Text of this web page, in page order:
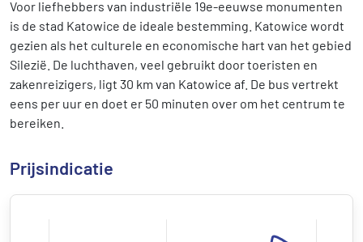
Voor liefhebbers van industriële 19e-eeuwse monumenten
is de stad Katowice de ideale bestemming. Katowice wordt
gezien als het culturele en economische hart van het gebied
Silezië. De luchthaven, veel gebruikt door toeristen en
zakenreizigers, ligt 30 km van Katowice af. De bus vertrekt
eens per uur en doet er 50 minuten over om het centrum te
bereiken.
Prijsindicatie